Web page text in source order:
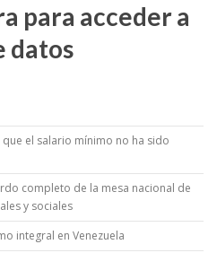
para acceder a
datos
el salario mínimo no ha sido
completo de la mesa nacional de
y sociales
integral en Venezuela